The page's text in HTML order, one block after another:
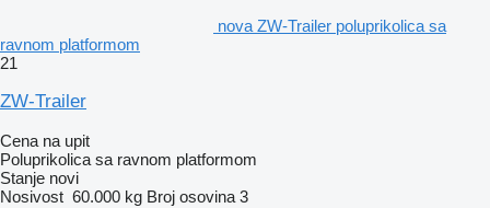
nova ZW-Trailer poluprikolica sa
ravnom platformom
21
ZW-Trailer
Cena na upit
Poluprikolica sa ravnom platformom
Stanje novi
Nosivost 60.000 kg Broj osovina 3